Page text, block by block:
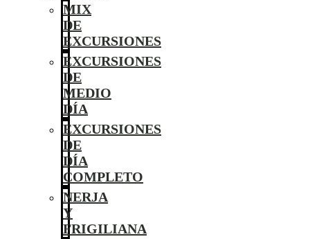
MIX
DE
EXCURSIONES
EXCURSIONES
DE
MEDIO
DÍA
EXCURSIONES
DE
DÍA
COMPLETO
NERJA
Y
FRIGILIANA